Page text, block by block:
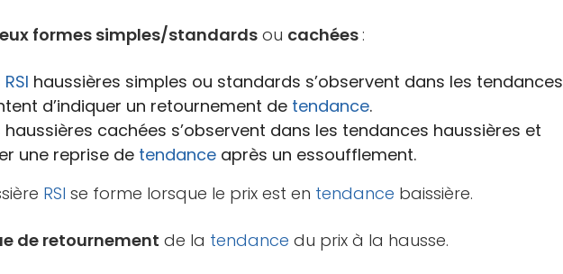
formes simples/standards ou cachées :
RSI haussières simples ou standards s’observent dans les tendances
d’indiquer un retournement de tendance.
haussières cachées s’observent dans les tendances haussières et
une reprise de tendance après un essoufflement.
RSI se forme lorsque le prix est en tendance baissière.
de retournement de la tendance du prix à la hausse.